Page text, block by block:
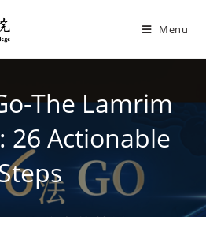
Menu
The Lamrim
26 Actionable